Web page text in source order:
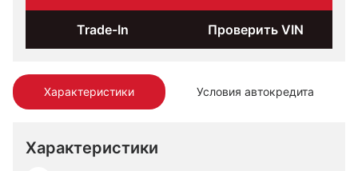
Характеристики Условия автокредита
Характеристики
Trade-In Проверить VIN